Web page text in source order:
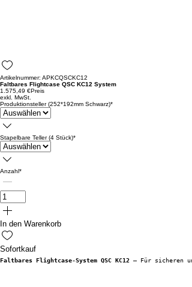
Artikelnummer: APKCQSCKC12
Faltbares Flightcase QSC KC12 System
1.575,49 €Preis
exkl. MwSt.
Produktionsteller (252*192mm Schwarz)*
Stapelbare Teller (4 Stück)*
Anzahl *
In den Warenkorb
Sofortkauf
Faltbares Flightcase-System QSC KC12 – Für sicheren